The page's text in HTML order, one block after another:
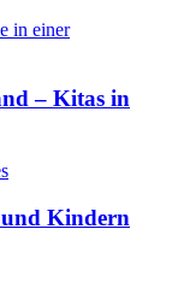
– Kitas in
Kindern